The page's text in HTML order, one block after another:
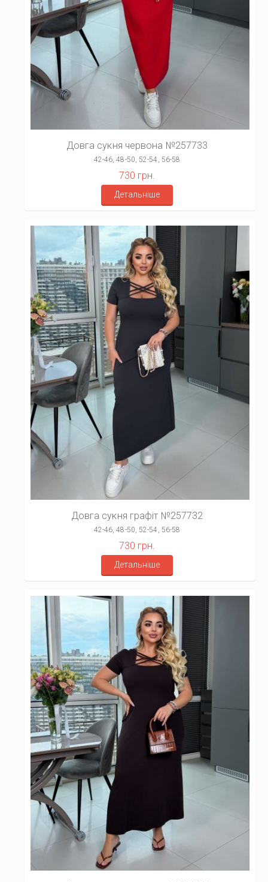
Довга сукня червона №257733
42-46, 48-50, 52-54, 56-58
730 грн.
Детальніше
Довга сукня графіт №257732
42-46, 48-50, 52-54, 56-58
730 грн.
Детальніше